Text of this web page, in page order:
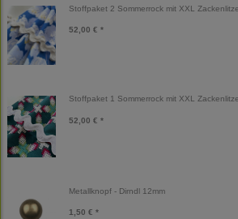
Stoffpaket 2 Sommerrock mit XXL Zackenlitze
52,00 € *
Stoffpaket 1 Sommerrock mit XXL Zackenlitze
52,00 € *
Metallknopf - Dirndl 12mm
1,50 € *